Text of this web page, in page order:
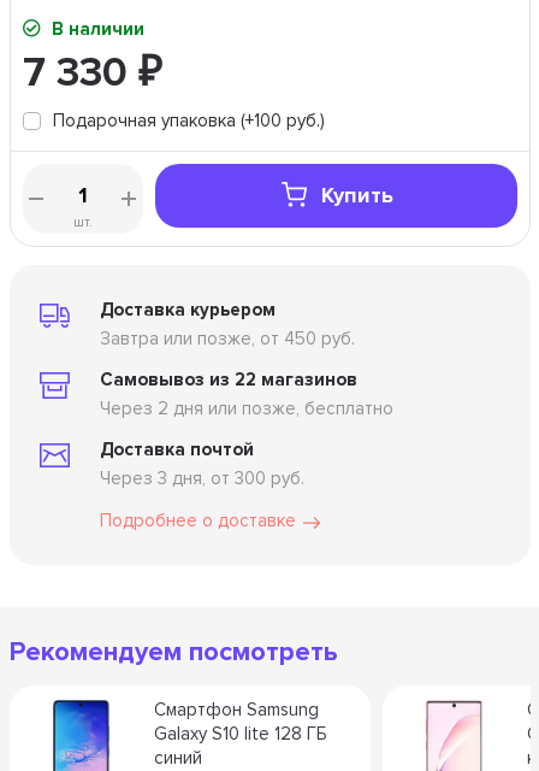
В наличии
7 330 ₽
Подарочная упаковка (+100 руб.)
шт.
Купить
Доставка курьером
Завтра или позже, от 450 руб.
Самовывоз из 22 магазинов
Через 2 дня или позже, бесплатно
Доставка почтой
Через 3 дня, от 300 руб.
Подробнее о доставке
Рекомендуем посмотреть
Смартфон Samsung
Galaxy S10 lite 128 ГБ
синий